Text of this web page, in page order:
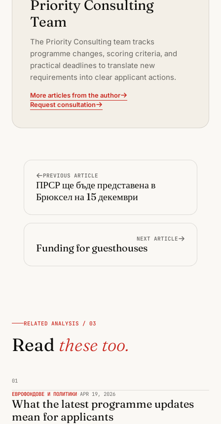
Priority Consulting
Team
The Priority Consulting team tracks
programme changes, scoring criteria, and
practical deadlines to translate new
requirements into clear applicant actions.
More articles from the author
Request consultation
PREVIOUS ARTICLE
ПРСР ще бъде представена в
Брюксел на 15 декември
NEXT ARTICLE
Funding for guesthouses
RELATED ANALYSIS / 03
Read these too.
01
ЕВРОФОНДОВЕ И ПОЛИТИКИ ·APR 19, 2026
What the latest programme updates
mean for applicants